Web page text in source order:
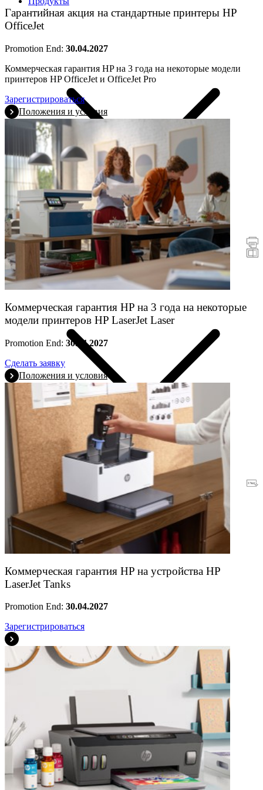
Принтеры
Сканеры
промо акции
Гарантия
Гарантийная акция на стандартные принтеры HP
OfficeJet
Promotion End: 30.04.2027
Коммерческая гарантия HP на 3 года на некоторые модели
принтеров HP OfficeJet и OfficeJet Pro
Зарегистрироваться
Положения и условия
Коммерческая гарантия HP на 3 года на некоторые
модели принтеров HP LaserJet Laser
Promotion End: 30.04.2027
Сделать заявку
Положения и условия
Коммерческая гарантия HP на устройства HP
LaserJet Tanks
Promotion End: 30.04.2027
Зарегистрироваться